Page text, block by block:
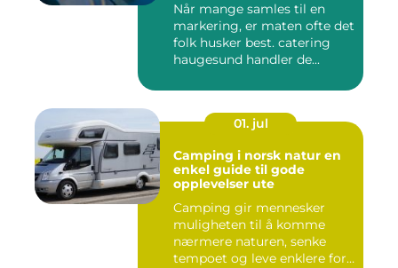
Når mange samles til en
markering, er maten ofte det
folk husker best. catering
haugesund handler de...
01. jul
Camping i norsk natur en
enkel guide til gode
opplevelser ute
Camping gir mennesker
muligheten til å komme
nærmere naturen, senke
tempoet og leve enklere for